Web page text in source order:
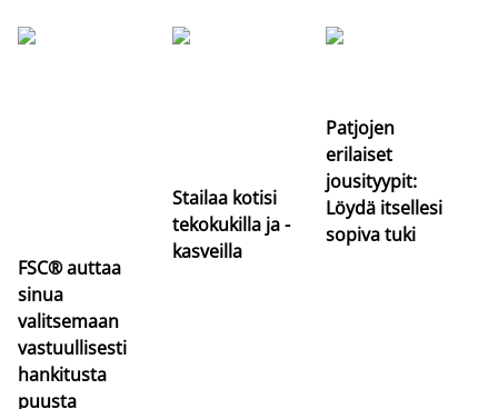
FSC® auttaa
sinua
valitsemaan
vastuullisesti
hankitusta
puusta
Stailaa kotisi
tekokukilla ja -
kasveilla
Patjojen
erilaiset
jousityypit:
Löydä itsellesi
sopiva tuki